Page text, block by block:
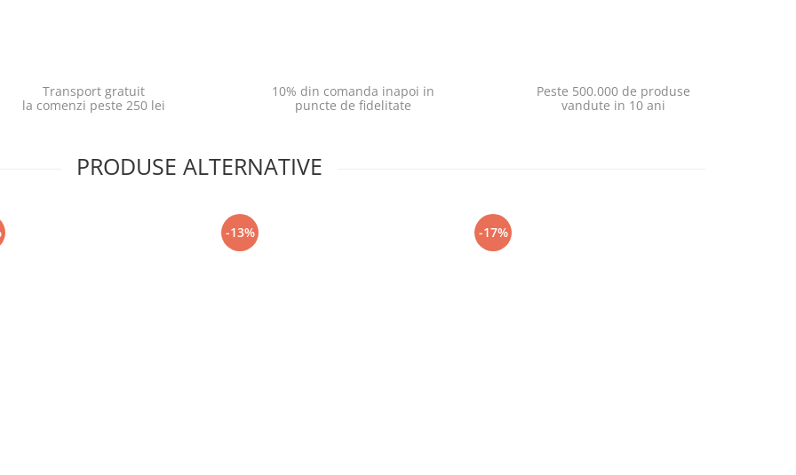
Transport gratuit
la comenzi peste 250 lei
10% din comanda inapoi in
puncte de fidelitate
Peste 500.000 de produse
vandute in 10 ani
PRODUSE ALTERNATIVE
-13% -17%